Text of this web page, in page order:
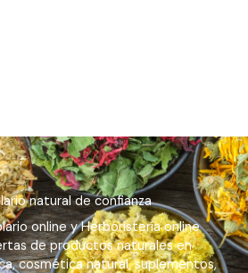
natural de confianza
online y Herboristería online
de productos naturales en
cosmética natural, suplementos,